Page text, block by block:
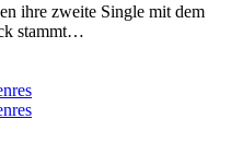
ihre zweite Single mit dem
stammt…